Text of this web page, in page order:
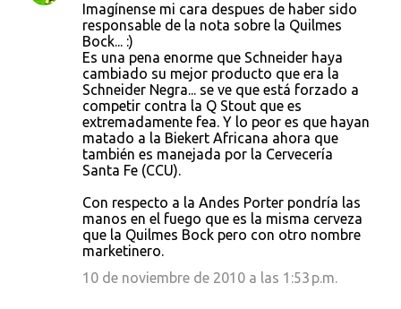
Imagínense mi cara despues de haber sido
responsable de la nota sobre la Quilmes
Bock... :)
Es una pena enorme que Schneider haya
cambiado su mejor producto que era la
Schneider Negra... se ve que está forzado a
competir contra la Q Stout que es
extremadamente fea. Y lo peor es que hayan
matado a la Biekert Africana ahora que
también es manejada por la Cervecería
Santa Fe (CCU).
Con respecto a la Andes Porter pondría las
manos en el fuego que es la misma cerveza
que la Quilmes Bock pero con otro nombre
marketinero.
10 de noviembre de 2010 a las 1:53 p.m.